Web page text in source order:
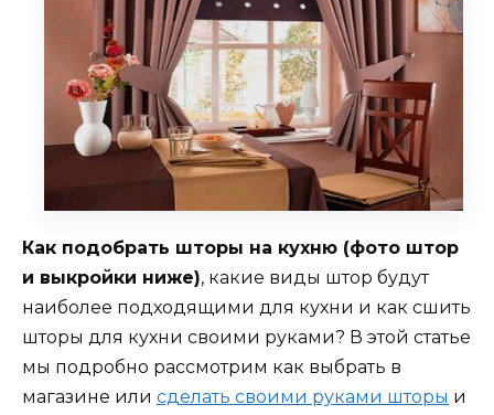
Как подобрать шторы на кухню (фото штор
и выкройки ниже), какие виды штор будут
наиболее подходящими для кухни и как сшить
шторы для кухни своими руками? В этой статье
мы подробно рассмотрим как выбрать в
магазине или сделать своими руками шторы и